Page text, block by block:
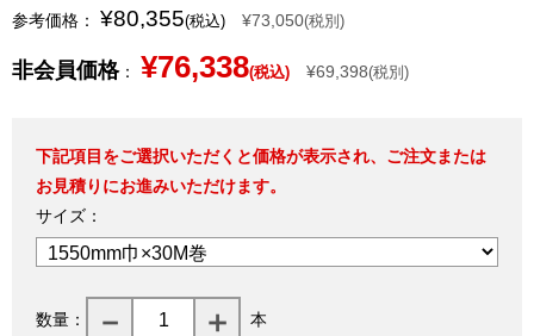
参考価格： ¥80,355(税込) ¥73,050(税別)
非会員価格： ¥76,338(税込) ¥69,398(税別)
下記項目をご選択いただくと価格が表示され、ご注文または
お見積りにお進みいただけます。
サイズ：
数量： 本